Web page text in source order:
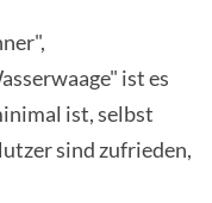
ist es
ist, selbst
sind zufrieden,